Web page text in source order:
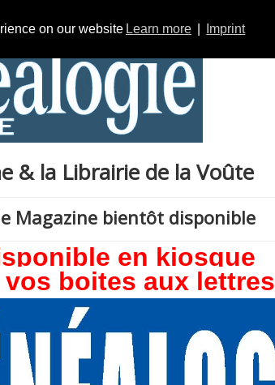
on our website Learn more Imprint
& la Librairie de la Voûte
Magazine bientôt disponible
en kiosque
vos boites aux lettres